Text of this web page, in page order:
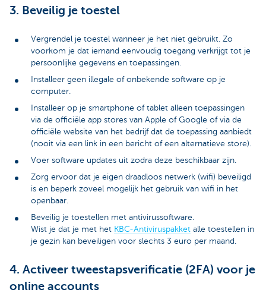
3. Beveilig je toestel
Vergrendel je toestel wanneer je het niet gebruikt. Zo
voorkom je dat iemand eenvoudig toegang verkrijgt tot je
persoonlijke gegevens en toepassingen.
Installeer geen illegale of onbekende software op je
computer.
Installeer op je smartphone of tablet alleen toepassingen
via de officiële app stores van Apple of Google of via de
officiële website van het bedrijf dat de toepassing aanbiedt
(nooit via een link in een bericht of een alternatieve store).
Voer software updates uit zodra deze beschikbaar zijn.
Zorg ervoor dat je eigen draadloos netwerk (wifi) beveiligd
is en beperk zoveel mogelijk het gebruik van wifi in het
openbaar.
Beveilig je toestellen met antivirussoftware.
Wist je dat je met het KBC-Antiviruspakket alle toestellen in
je gezin kan beveiligen voor slechts 3 euro per maand.
4. Activeer tweestapsverificatie (2FA) voor je
online accounts